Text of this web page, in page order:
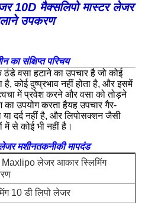
10D मैक्सलिपो मास्टर लेजर
उपकरण
का संक्षिप्त परिचय
वसा हटाने का उपचार है जो कोई
कोई दुष्प्रभाव नहीं होता है, और इसमें
में प्रवेश करने और वसा को तोड़ने
उपयोग करता हैयह उपचार गैर-
दर्द नहीं है, और लिपोसक्शन जैसी
से कोई भी नहीं है।
मशीनतकनीकी मापदंड
लेजर आकार स्लिमिंग
10 डी लिपो लेजर